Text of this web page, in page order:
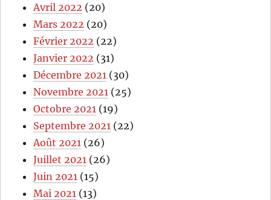
Avril 2022 (20)
Mars 2022 (20)
Février 2022 (22)
Janvier 2022 (31)
Décembre 2021 (30)
Novembre 2021 (25)
Octobre 2021 (19)
Septembre 2021 (22)
Août 2021 (26)
Juillet 2021 (26)
Juin 2021 (15)
Mai 2021 (13)